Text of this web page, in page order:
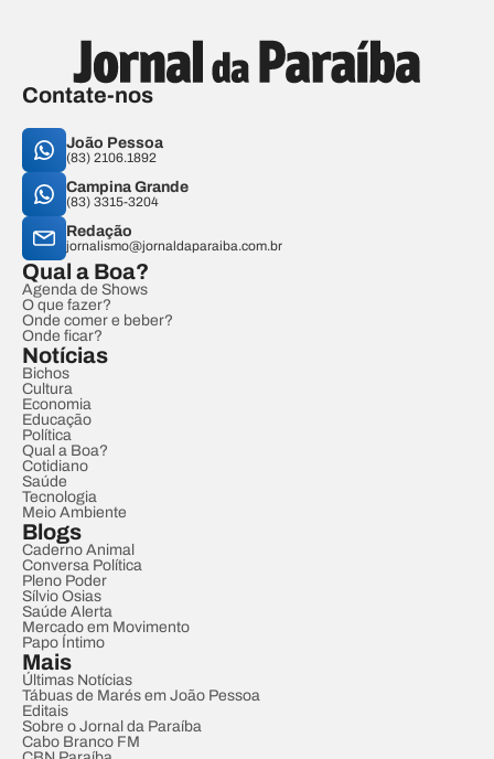
Contate-nos
João Pessoa
(83) 2106.1892
Campina Grande
(83) 3315-3204
Redação
jornalismo@jornaldaparaiba.com.br
Qual a Boa?
Agenda de Shows
O que fazer?
Onde comer e beber?
Onde ficar?
Notícias
Bichos
Cultura
Economia
Educação
Política
Qual a Boa?
Cotidiano
Saúde
Tecnologia
Meio Ambiente
Blogs
Caderno Animal
Conversa Política
Pleno Poder
Sílvio Osias
Saúde Alerta
Mercado em Movimento
Papo Íntimo
Mais
Últimas Notícias
Tábuas de Marés em João Pessoa
Editais
Sobre o Jornal da Paraíba
Cabo Branco FM